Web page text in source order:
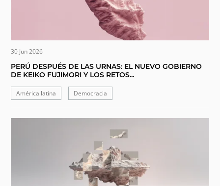
30 Jun 2026
PERÚ DESPUÉS DE LAS URNAS: EL NUEVO GOBIERNO
DE KEIKO FUJIMORI Y LOS RETOS...
América latina Democracia